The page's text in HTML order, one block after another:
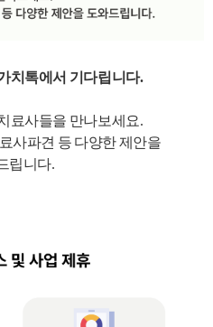
치톡에서 기다립니다.
료사들을 만나보세요.
사파견 등 다양한 제안을
립니다.